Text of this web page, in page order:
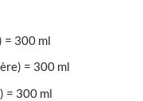
= 300 ml
= 300 ml
= 300 ml